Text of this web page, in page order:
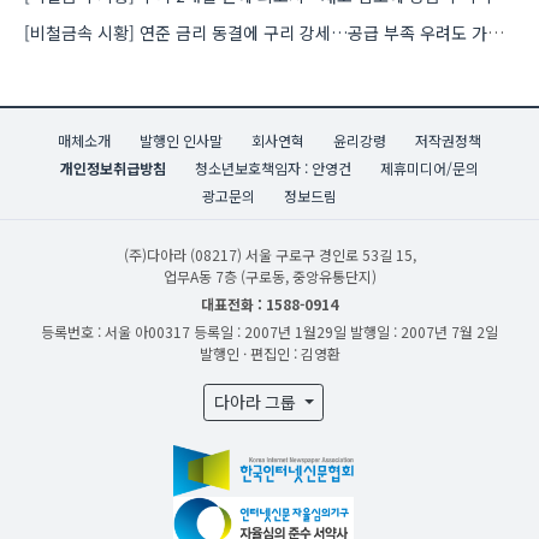
[비철금속 시황] 연준 금리 동결에 구리 강세…공급 부족 우려도 가격 지지
매체소개 발행인 인사말 회사연혁 윤리강령
저작권정책
개인정보취급방침
청소년보호책임자 : 안영건
제휴미디어/문의
광고문의
정보드림
(주)다아라 (08217) 서울 구로구 경인로 53길 15,
업무A동 7층 (구로동, 중앙유통단지)
대표전화 : 1588-0914
등록번호 : 서울 아00317 등록일 : 2007년 1월29일 발행일 : 2007년 7월 2일
발행인 · 편집인 : 김영환
다아라 그룹